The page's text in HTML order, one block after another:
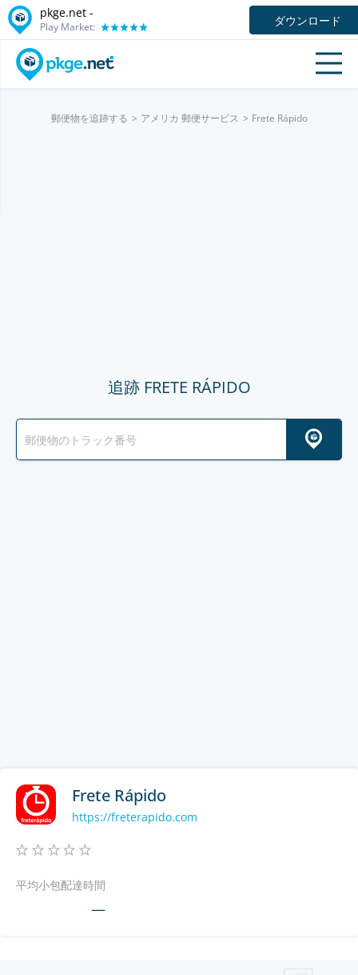
pkge.net -
Play Market: ダウンロード
郵便物を追跡する アメリカ 郵便サービス Frete Rápido
追跡 FRETE RÁPIDO
Frete Rápido
https://freterapido.com
平均小包配達時間
—